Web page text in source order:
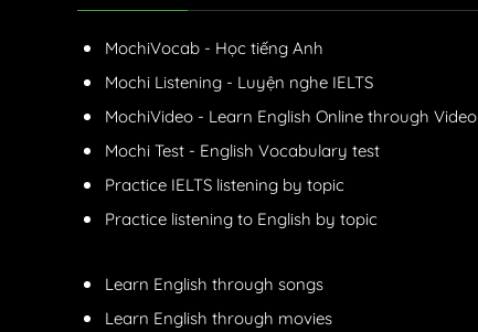
MochiVocab - Học tiếng Anh
Mochi Listening - Luyện nghe IELTS
MochiVideo - Learn English Online through Video
Mochi Test - English Vocabulary test
Practice IELTS listening by topic
Practice listening to English by topic
Learn English through songs
Learn English through movies